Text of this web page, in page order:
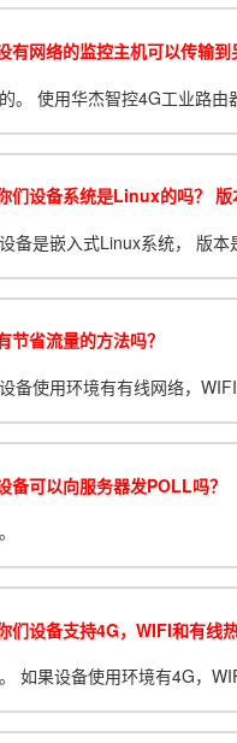
有网络的监控主机可以传输
。 使用华杰智控4G工业路由
们设备系统是Linux的吗？ 版
备是嵌入式Linux系统， 版本
节省流量的方法吗？
备使用环境有有线网络，
备可以向服务器发POLL吗？
们设备支持4G，WIFI和有线
如果设备使用环境有4G，